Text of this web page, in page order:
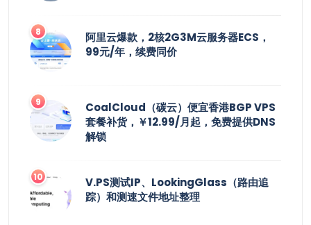
阿里云爆款，2核2G3M云服务器ECS，
99元/年，续费同价
CoalCloud（碳云）便宜香港BGP VPS
套餐补货，￥12.99/月起，免费提供DNS
解锁
V.PS测试IP、LookingGlass（路由追
踪）和测速文件地址整理